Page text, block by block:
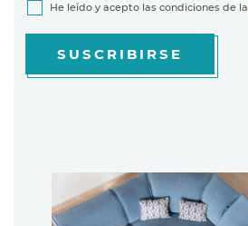
He leído y acepto las condiciones de la
SUSCRIBIRSE